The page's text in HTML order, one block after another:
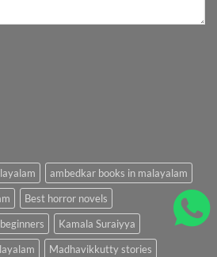
ambedkar books in malayalam
Best horror novels
Kamala Suraiyya
Madhavikkutty stories